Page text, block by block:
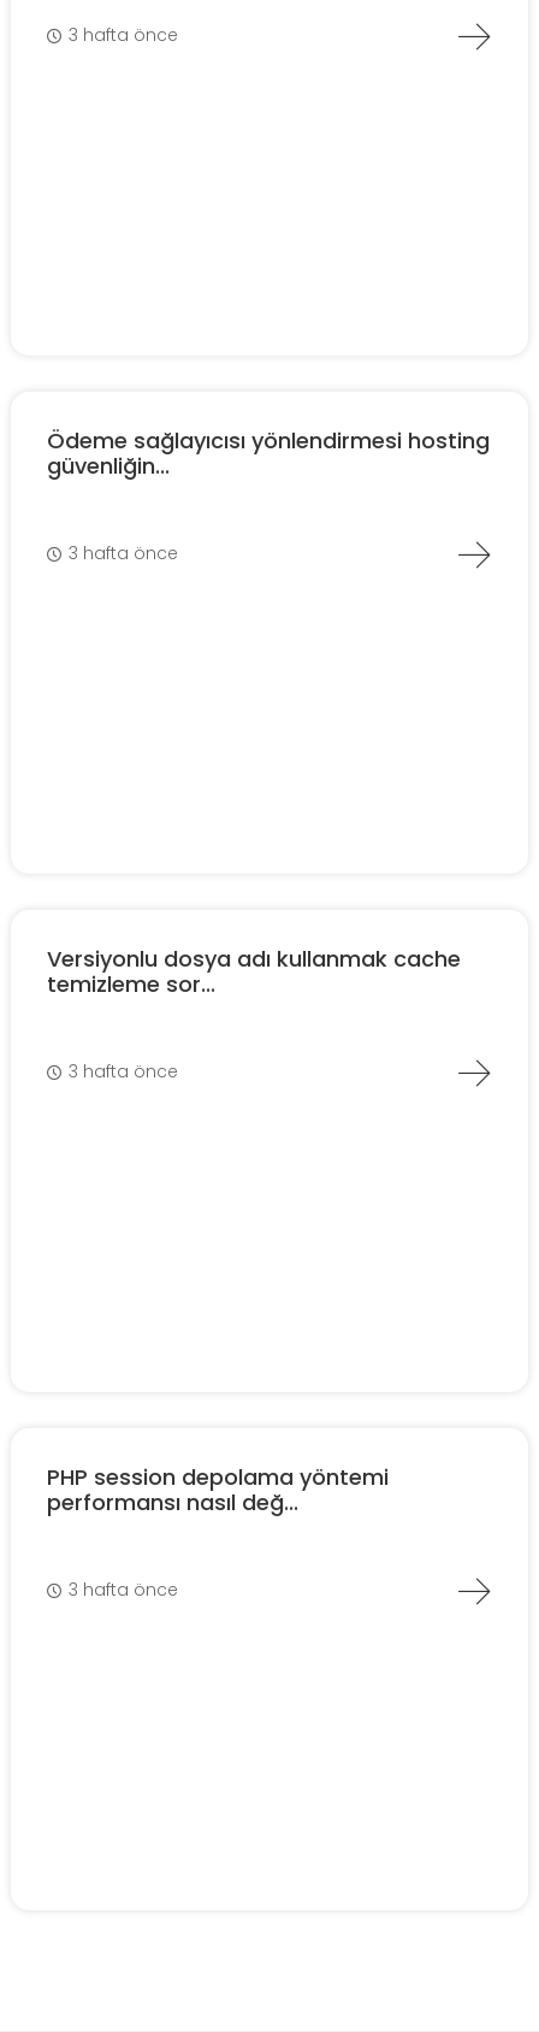
3 hafta önce
Ödeme sağlayıcısı yönlendirmesi hosting
güvenliğin...
3 hafta önce
Versiyonlu dosya adı kullanmak cache
temizleme sor...
3 hafta önce
PHP session depolama yöntemi
performansı nasıl değ...
3 hafta önce